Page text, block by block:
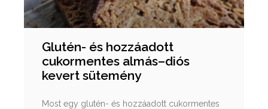
Glutén- és hozzáadott
cukormentes almás–diós
kevert sütemény
Most egy glutén- és hozzáadott cukormentes